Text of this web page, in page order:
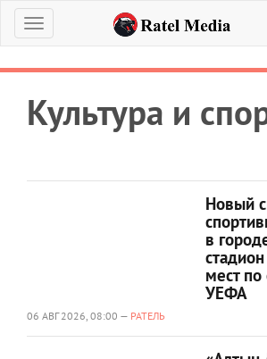
Меню
Культура и
Новый
в
мест по
УЕФА
06 АВГ 2026, 08:00 — РАТЕЛЬ